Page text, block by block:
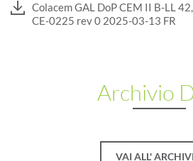
Colacem GAL DoP CEM II B-LL
CE-0225 rev 0 2025-03-13 FR
Archivio
VAI ALL'